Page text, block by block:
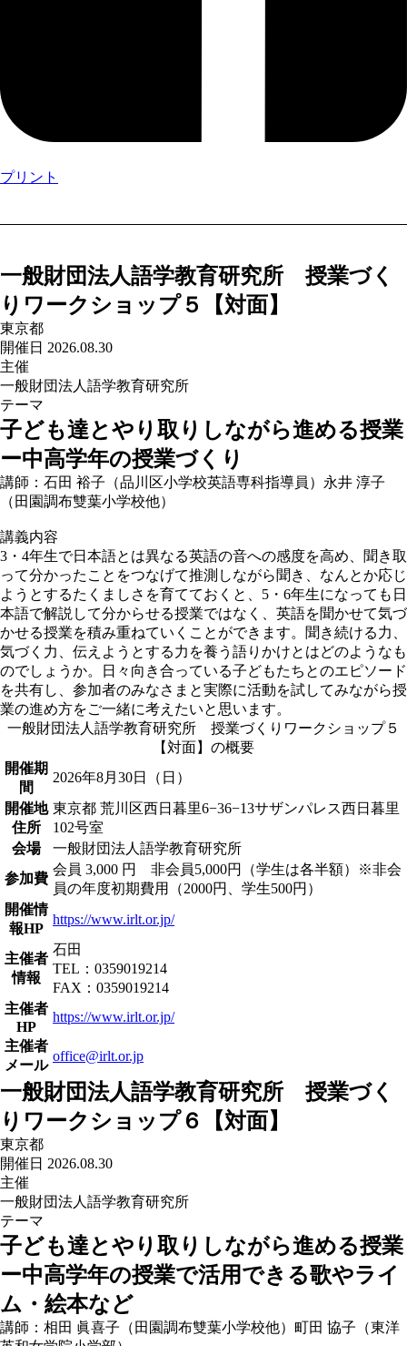
プリント
一般財団法人語学教育研究所 授業づく
りワークショップ５【対面】
東京都
開催日 2026.08.30
主催
一般財団法人語学教育研究所
テーマ
子ども達とやり取りしながら進める授業
ー中高学年の授業づくり
講師：石田 裕子（品川区小学校英語専科指導員）永井 淳子
（田園調布雙葉小学校他）
講義内容
3・4年生で日本語とは異なる英語の音への感度を高め、聞き取
って分かったことをつなげて推測しながら聞き、なんとか応じ
ようとするたくましさを育てておくと、5・6年生になっても日
本語で解説して分からせる授業ではなく、英語を聞かせて気づ
かせる授業を積み重ねていくことができます。聞き続ける力、
気づく力、伝えようとする力を養う語りかけとはどのようなも
のでしょうか。日々向き合っている子どもたちとのエピソード
を共有し、参加者のみなさまと実際に活動を試してみながら授
業の進め方をご一緒に考えたいと思います。
一般財団法人語学教育研究所 授業づくりワークショップ５
【対面】の概要
開催期
間
2026年8月30日（日）
開催地
住所
東京都 荒川区西日暮里6−36−13サザンパレス西日暮里
102号室
会場
一般財団法人語学教育研究所
参加費
会員 3,000 円 非会員5,000円（学生は各半額）※非会
員の年度初期費用（2000円、学生500円）
開催情
報HP
https://www.irlt.or.jp/
主催者
情報
石田
TEL：0359019214
FAX：0359019214
主催者
HP
https://www.irlt.or.jp/
主催者
メール
office@irlt.or.jp
一般財団法人語学教育研究所 授業づく
りワークショップ６【対面】
東京都
開催日 2026.08.30
主催
一般財団法人語学教育研究所
テーマ
子ども達とやり取りしながら進める授業
ー中高学年の授業で活用できる歌やライ
ム・絵本など
講師：相田 眞喜子（田園調布雙葉小学校他）町田 協子（東洋